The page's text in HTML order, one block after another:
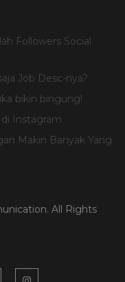
Followers Social
Job Desc-nya?
bikin bingung!
Instagram
Makin Banyak Yang
All Rights